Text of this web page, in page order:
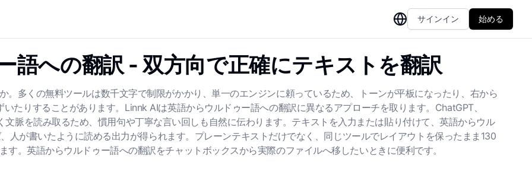
サインイン 始める
語への翻訳 - 双方向で正確にテキストを翻訳
。多くの無料ツールは数千文字で制限がかかり、単一のエンジンに頼っているため、トーンが平板になったり、右から
たりすることがあります。Linnk AIは英語からウルドゥー語への翻訳に異なるアプローチを取ります。ChatGPT、
脈を読み取るため、慣用句や丁寧な言い回しも自然に伝わります。テキストを入力または貼り付けて、英語からウル
人が書いたように読める出力が得られます。プレーンテキストだけでなく、同じツールでレイアウトを保ったまま130
す。英語からウルドゥー語への翻訳をチャットボックスから実際のファイルへ移したいときに便利です。